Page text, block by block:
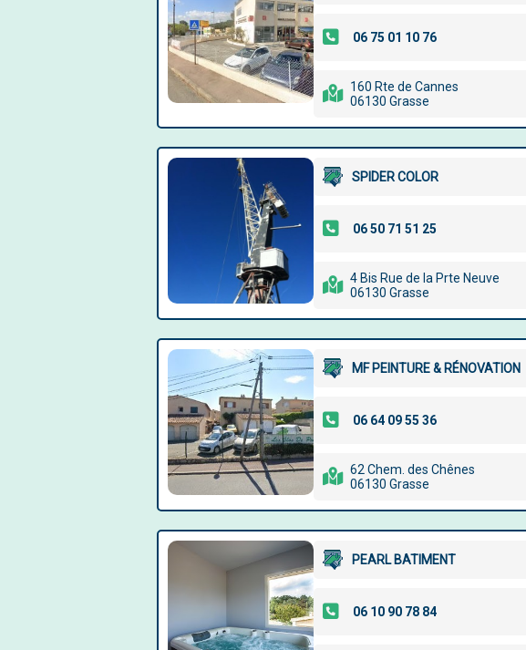
160 Rte de Cannes
06130 Grasse
SPIDER COLOR
4 Bis Rue de la Prte Neuve
06130 Grasse
MF PEINTURE & RÉNOVATION
62 Chem. des Chênes
06130 Grasse
PEARL BATIMENT